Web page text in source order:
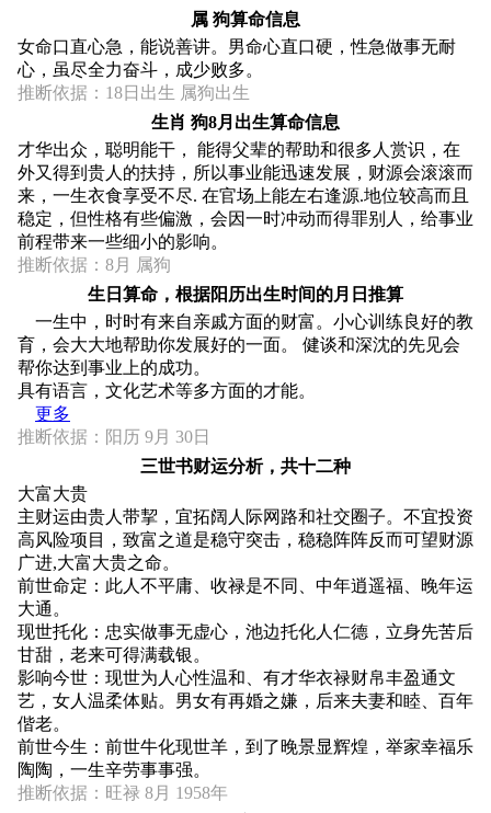
属 狗算命信息
女命口直心急，能说善讲。男命心直口硬，性急做事无耐
心，虽尽全力奋斗，成少败多。
推断依据：18日出生 属狗出生
生肖 狗8月出生算命信息
才华出众，聪明能干， 能得父辈的帮助和很多人赏识，在
外又得到贵人的扶持，所以事业能迅速发展，财源会滚滚而
来，一生衣食享受不尽. 在官场上能左右逢源.地位较高而且
稳定，但性格有些偏激，会因一时冲动而得罪别人，给事业
前程带来一些细小的影响。
推断依据：8月 属狗
生日算命，根据阳历出生时间的月日推算
一生中，时时有来自亲戚方面的财富。小心训练良好的教
育，会大大地帮助你发展好的一面。 健谈和深沈的先见会
帮你达到事业上的成功。
具有语言，文化艺术等多方面的才能。
更多
推断依据：阳历 9月 30日
三世书财运分析，共十二种
大富大贵
主财运由贵人带挈，宜拓阔人际网路和社交圈子。不宜投资
高风险项目，致富之道是稳守突击，稳稳阵阵反而可望财源
广进,大富大贵之命。
前世命定：此人不平庸、收禄是不同、中年逍遥福、晚年运
大通。
现世托化：忠实做事无虚心，池边托化人仁德，立身先苦后
甘甜，老来可得满载银。
影响今世：现世为人心性温和、有才华衣禄财帛丰盈通文
艺，女人温柔体贴。男女有再婚之嫌，后来夫妻和睦、百年
偕老。
前世今生：前世牛化现世羊，到了晚景显辉煌，举家幸福乐
陶陶，一生辛劳事事强。
推断依据：旺禄 8月 1958年